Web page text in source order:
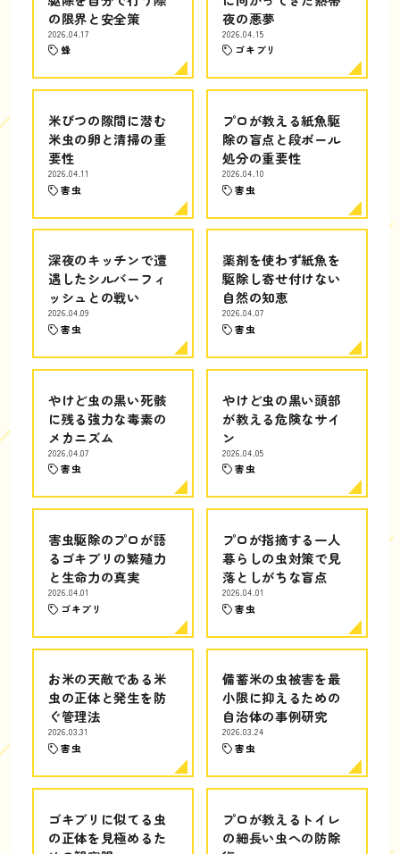
の限界と安全策
2026.04.17
蜂
夜の悪夢
2026.04.15
ゴキブリ
米びつの隙間に潜む
米虫の卵と清掃の重
要性
2026.04.11
害虫
プロが教える紙魚駆
除の盲点と段ボール
処分の重要性
2026.04.10
害虫
深夜のキッチンで遭
遇したシルバーフィ
ッシュとの戦い
2026.04.09
害虫
薬剤を使わず紙魚を
駆除し寄せ付けない
自然の知恵
2026.04.07
害虫
やけど虫の黒い死骸
に残る強力な毒素の
メカニズム
2026.04.07
害虫
やけど虫の黒い頭部
が教える危険なサイ
ン
2026.04.05
害虫
害虫駆除のプロが語
るゴキブリの繁殖力
と生命力の真実
2026.04.01
ゴキブリ
プロが指摘する一人
暮らしの虫対策で見
落としがちな盲点
2026.04.01
害虫
お米の天敵である米
虫の正体と発生を防
ぐ管理法
2026.03.31
害虫
備蓄米の虫被害を最
小限に抑えるための
自治体の事例研究
2026.03.24
害虫
ゴキブリに似てる虫
の正体を見極めるた
プロが教えるトイレ
の細長い虫への防除